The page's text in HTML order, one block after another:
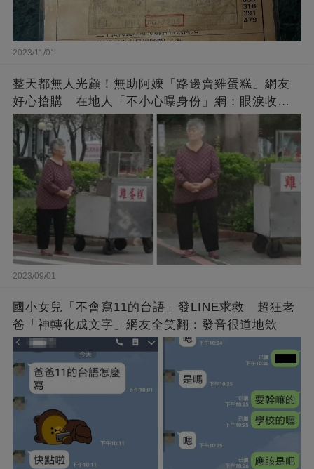
2023/11/01
整天都無人光顧！無助阿嬤「路邊賣雞蛋糕」網友
好心搶購 在地人「不小心曝身份」網：眼淚收回
來了
2023/09/01
國小女兒「不會寫11的台語」發LINE求救 超狂老
爸「神轉化成文字」網友全笑翻：發音很道地欸